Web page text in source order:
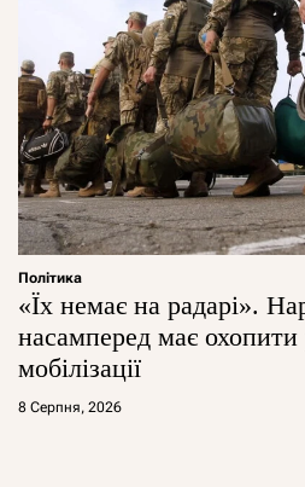
Політика
«Їх немає на радарі».
насамперед має
мобілізації
8 Серпня, 2026